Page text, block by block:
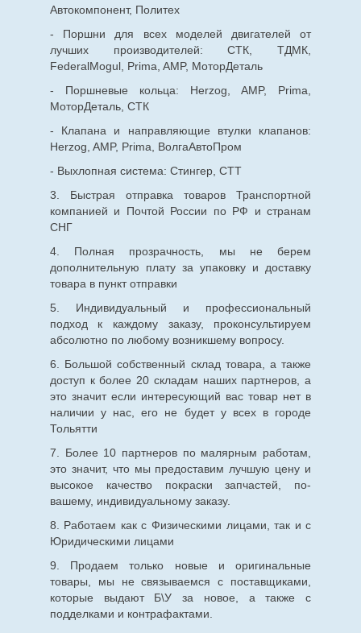
Автокомпонент, Политех
- Поршни для всех моделей двигателей от
лучших производителей: СТК, ТДМК,
FederalMogul, Prima, AMP, МоторДеталь
- Поршневые кольца: Herzog, AMP, Prima,
МоторДеталь, СТК
- Клапана и направляющие втулки клапанов:
Herzog, AMP, Prima, ВолгаАвтоПром
- Выхлопная система: Стингер, СТТ
3. Быстрая отправка товаров Транспортной
компанией и Почтой России по РФ и странам
СНГ
4. Полная прозрачность, мы не берем
дополнительную плату за упаковку и доставку
товара в пункт отправки
5. Индивидуальный и профессиональный
подход к каждому заказу, проконсультируем
абсолютно по любому возникшему вопросу.
6. Большой собственный склад товара, а также
доступ к более 20 складам наших партнеров, а
это значит если интересующий вас товар нет в
наличии у нас, его не будет у всех в городе
Тольятти
7. Более 10 партнеров по малярным работам,
это значит, что мы предоставим лучшую цену и
высокое качество покраски запчастей, по-
вашему, индивидуальному заказу.
8. Работаем как с Физическими лицами, так и с
Юридическими лицами
9. Продаем только новые и оригинальные
товары, мы не связываемся с поставщиками,
которые выдают Б\У за новое, а также с
подделками и контрафактами.